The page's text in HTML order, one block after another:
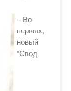
– Во-
первых,
новый
“Свод